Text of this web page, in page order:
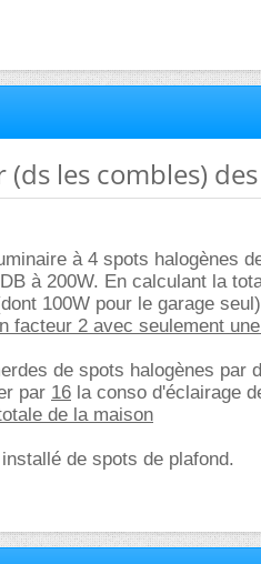
(ds les combles)
à 4 spots halogènes
à 200W. En calculant la
100W pour le garage
facteur 2 avec seulement
de spots halogènes par
par 16 la conso d'éclairage
de la maison
de spots de plafond.